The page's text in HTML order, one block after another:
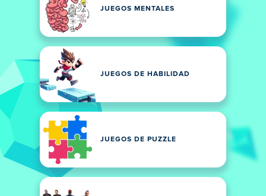
JUEGOS MENTALES
JUEGOS DE HABILIDAD
JUEGOS DE PUZZLE